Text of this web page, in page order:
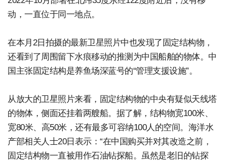
动，一直位于同一地点。
在本月2日拍摄的最新卫星照片中也发现了固定结构物，
还看到了周围留下水痕移动的推测为中国船舶的物体。中
国主张固定结构是养鱼场深蓝号的“管理支援设施”。
从放大的卫星照片来看，固定结构物的中央有疑似天线塔
的物体，侧面还挂着两艘船。据了解，结构物宽100米、
宽80米、高50米，还有最多可容纳100人的空间。海洋水
产部相关人士20日表示：“在中国购买并对其改造之前，
固定结构物一直被用作石油钻探船。虽然是老旧的钻探